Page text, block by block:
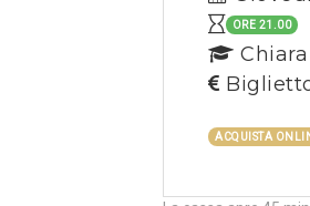
ORE 21.00
ACQUISTA